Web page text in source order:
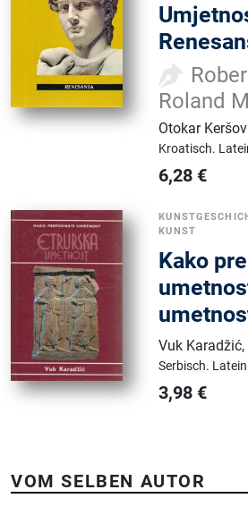
Roland
Otokar
Kroatisch.
6,28 €
KUNST
Kako
Vuk Karadžić,
Serbisch.
3,98 €
VOM SELBEN AUTOR